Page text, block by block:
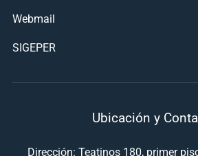
Webmail
SIGEPER
Ubicación y
Dirección: Teatinos 180, primer